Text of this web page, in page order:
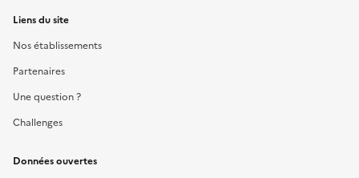
Liens du site
Nos établissements
Partenaires
Une question ?
Challenges
Données ouvertes